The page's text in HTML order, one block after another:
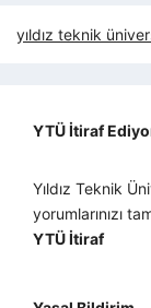
yıldız teknik
YTÜ İtiraf
Yıldız Teknik
yorumlarınızı
YTÜ İtiraf